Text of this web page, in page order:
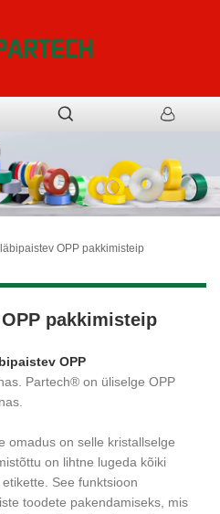
OPP pakkimisteip
pakkimisteip
OPP
Partech® on üliselge OPP
omadus on selle kristallselge
on lihtne lugeda kõiki
See funktsioon
toodete pakendamiseks, mis